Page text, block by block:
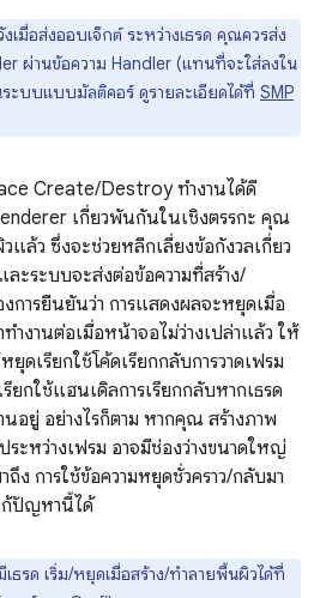
เมื่อส่งออบเจ็กต์ ระหว่างเธรด คุณควรส่ง
ผ่านข้อความ Handler (แทนที่จะใส่ลงใน
ะบบแบบมัลติคอร์ ดูรายละเอียดได้ที่ SMP
Create/Destroy ทำงานได้ดี
เกี่ยวพันกันในเชิงตรรกะ คุณ
แล้ว ซึ่งจะช่วยหลีกเลี่ยงข้อกังวลเกี่ยว
ละระบบจะส่งต่อข้อความที่สร้าง/
ารยืนยันว่า การแสดงผลจะหยุดเมื่อ
ำงานต่อเมื่อหน้าจอไม่ว่างเปล่าแล้ว ให้
เรียกใช้โค้ดเรียกกลับการวาดเฟรม
ยกใช้แฮนเดิลการเรียกกลับหากเธรด
อยู่ อย่างไรก็ตาม หากคุณ สร้างภาพ
ระหว่างเฟรม อาจมีช่องว่างขนาดใหญ่
ง การใช้ข้อความหยุดชั่วคราว/กลับมา
ก้ปัญหานี้ได้
เธรด เริ่ม/หยุดเมื่อสร้าง/ทำลายพื้นผิวได้ที่